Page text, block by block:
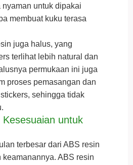
untuk dipakai
membuat kuku terasa
juga halus, yang
terlihat lebih natural dan
permukaan ini juga
proses pemasangan dan
sehingga tidak
untuk
terbesar dari ABS resin
ABS resin